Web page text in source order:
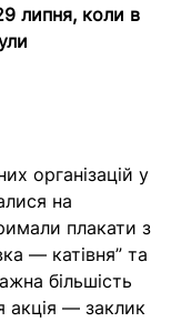
липня, коли в
організацій у
на
плакати з
— катівня” та
більшість
акція — заклик